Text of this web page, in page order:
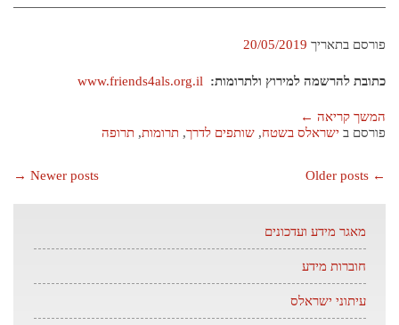
פורסם בתאריך 20/05/2019
כתובת להרשמה למירוץ ולתרומות: www.friends4als.org.il
המשך קריאה ←
פורסם ב ישראלס בשטח, שותפים לדרך, תרומות, תרופה
Posts
navigation
←
Newer posts
→
מאגר מידע ועדכונים
חוברות מידע
עיתוני ישראלס